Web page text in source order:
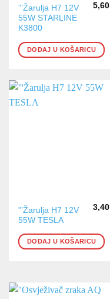
”’Žarulja H7 12V
55W STARLINE
K3800
5,60
DODAJ U KOŠARICU
”’Žarulja H7 12V
55W TESLA
3,40
DODAJ U KOŠARICU